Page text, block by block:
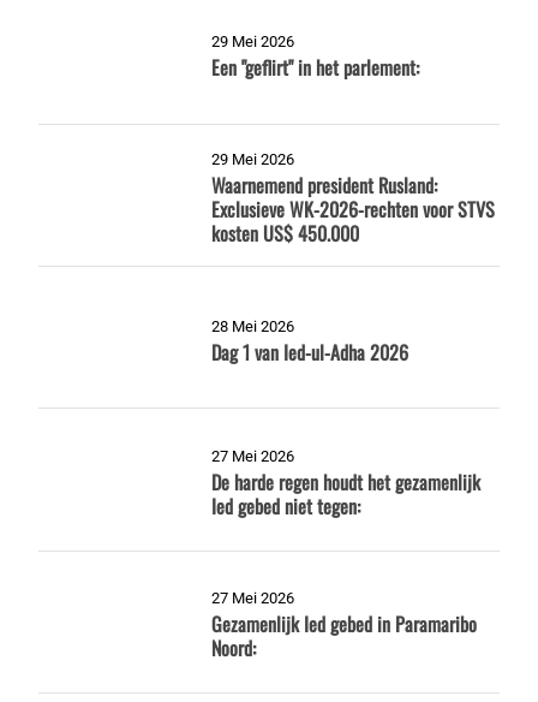
29 Mei 2026
Een "geflirt" in het parlement:
29 Mei 2026
Waarnemend president Rusland:
Exclusieve WK-2026-rechten voor STVS
kosten US$ 450.000
28 Mei 2026
Dag 1 van Ied-ul-Adha 2026
27 Mei 2026
De harde regen houdt het gezamenlijk
Ied gebed niet tegen:
27 Mei 2026
Gezamenlijk Ied gebed in Paramaribo
Noord: